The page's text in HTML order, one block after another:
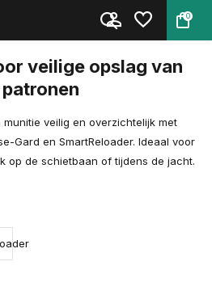
0
veilige opslag van
veilig en overzichtelijk met
Gard en SmartReloader. Ideaal voor
op de schietbaan of tijdens de jacht.